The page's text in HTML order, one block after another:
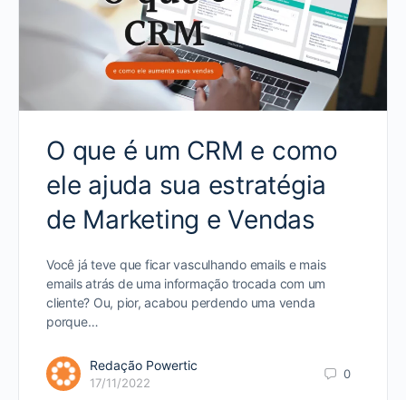
O que é um CRM e como
ele ajuda sua estratégia
de Marketing e Vendas
Você já teve que ficar vasculhando emails e mais
emails atrás de uma informação trocada com um
cliente? Ou, pior, acabou perdendo uma venda
porque…
Redação Powertic
17/11/2022
0